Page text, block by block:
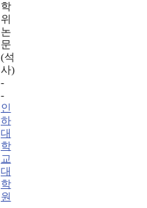
학
위
논
문
(석
사)
-
-
인
하
대
학
교
대
학
원